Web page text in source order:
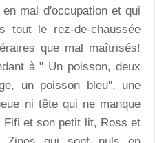
mal d'occupation et qui
tout le rez-de-chaussée
que mal maîtrisés!
à " Un poisson, deux
un poisson bleu", une
ni tête qui ne manque
et son petit lit, Ross et